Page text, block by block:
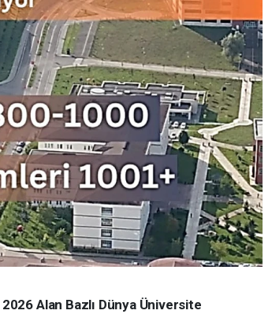
Alan Bazlı Dünya Üniversite